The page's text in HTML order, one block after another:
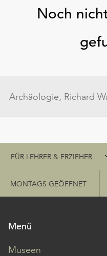
Noch
Schnellzugriff
FÜR LEHRER & ERZIEHER
MONTAGS GEÖFFNET
Menü
Museen